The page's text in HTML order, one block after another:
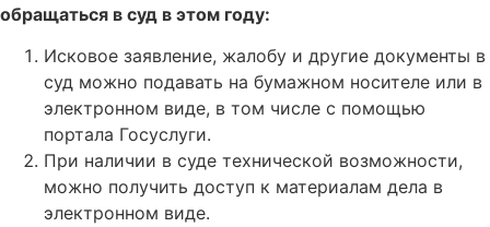
обращаться в суд в этом году:
Исковое заявление, жалобу и другие документы в
суд можно подавать на бумажном носителе или в
электронном виде, в том числе с помощью
портала Госуслуги.
При наличии в суде технической возможности,
можно получить доступ к материалам дела в
электронном виде.